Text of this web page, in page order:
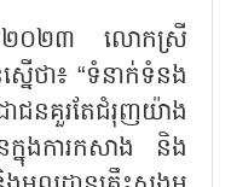
២០២៣ លោកស្រី
ថា៖ “ទំនាក់ទំនង
ជនគួរតែជំរុញយ៉ាង
នក្នុងការកសាង និង